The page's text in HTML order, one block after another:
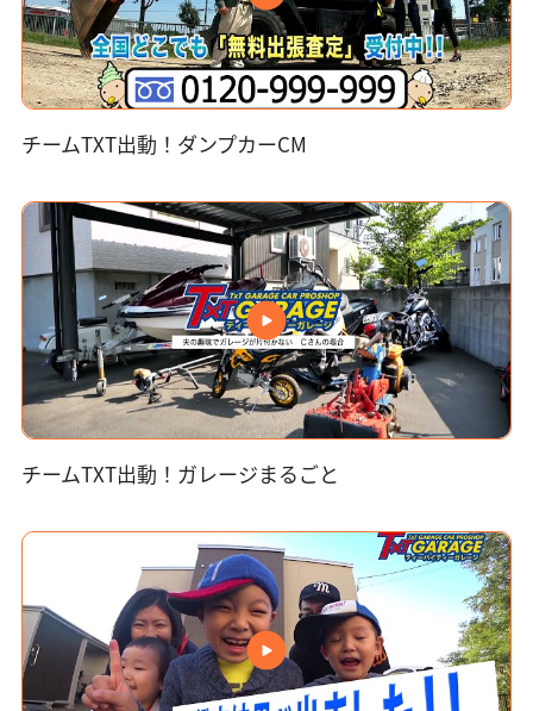
チームTXT出動！ダンプカーCM
チームTXT出動！ガレージまるごと